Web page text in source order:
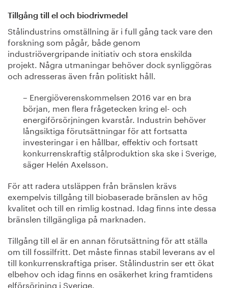
Tillgång till el och biodrivmedel
Stålindustrins omställning är i full gång tack vare den
forskning som pågår, både genom
industriövergripande initiativ och stora enskilda
projekt. Några utmaningar behöver dock synliggöras
och adresseras även från politiskt håll.
– Energiöverenskommelsen 2016 var en bra
början, men flera frågetecken kring el- och
energiförsörjningen kvarstår. Industrin behöver
långsiktiga förutsättningar för att fortsatta
investeringar i en hållbar, effektiv och fortsatt
konkurrenskraftig stålproduktion ska ske i Sverige,
säger Helén Axelsson.
För att radera utsläppen från bränslen krävs
exempelvis tillgång till biobaserade bränslen av hög
kvalitet och till en rimlig kostnad. Idag finns inte dessa
bränslen tillgängliga på marknaden.
Tillgång till el är en annan förutsättning för att ställa
om till fossilfritt. Det måste finnas stabil leverans av el
till konkurrenskraftiga priser. Stålindustrin ser ett ökat
elbehov och idag finns en osäkerhet kring framtidens
elförsörjning i Sverige.